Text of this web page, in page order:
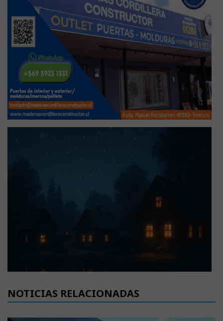
NOTICIAS RELACIONADAS